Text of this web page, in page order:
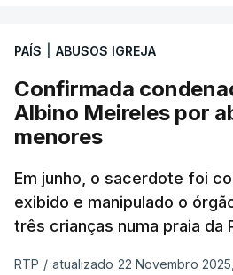
PAÍS ABUSOS IGREJA
Confirmada
Albino Meireles por
menores
Em junho, o sacerdote foi
exibido e manipulado o
três crianças numa praia da
RTP / atualizado 22 Novembro 2025,